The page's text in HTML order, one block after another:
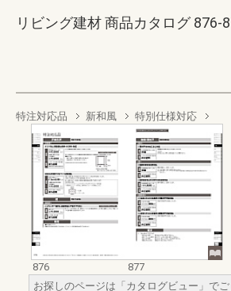
リビング建材 商品カタログ 876-
特注対応品 新和風 特別仕様対応
876
877
お探しのページは「カタログビュー」で